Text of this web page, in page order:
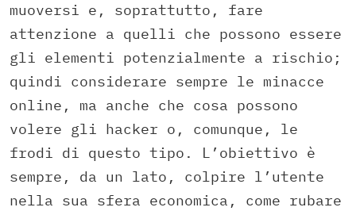
muoversi e, soprattutto, fare
attenzione a quelli che possono essere
gli elementi potenzialmente a rischio;
quindi considerare sempre le minacce
online, ma anche che cosa possono
volere gli hacker o, comunque, le
frodi di questo tipo. L’obiettivo è
sempre, da un lato, colpire l’utente
nella sua sfera economica, come rubare